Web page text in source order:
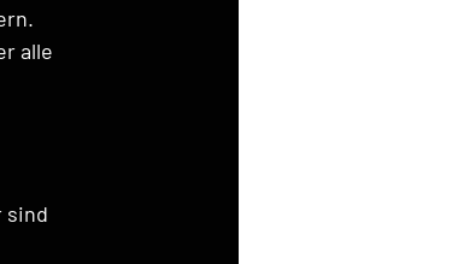
alle
sind